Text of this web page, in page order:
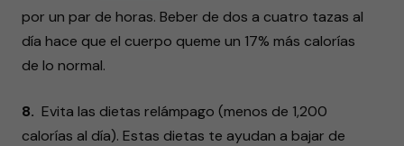
por un par de horas. Beber de dos a cuatro tazas al
día hace que el cuerpo queme un 17% más calorías
de lo normal.
8. Evita las dietas relámpago (menos de 1,200
calorías al día). Estas dietas te ayudan a bajar de